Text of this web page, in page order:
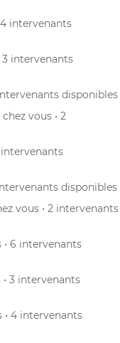
intervenants
3 intervenants
disponibles
vous • 2
intervenants
disponibles
vous • 2 intervenants
• 6 intervenants
• 3 intervenants
• 4 intervenants